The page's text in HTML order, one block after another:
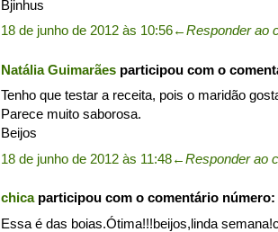
Bjinhus
18 de junho de 2012 às 10:56←Responder ao
Natália Guimarães participou com o
Tenho que testar a receita, pois o maridão
Parece muito saborosa.
Beijos
18 de junho de 2012 às 11:48←Responder ao
chicaparticipou com o comentário número:
Essa é das boias.Ótima!!!beijos,linda